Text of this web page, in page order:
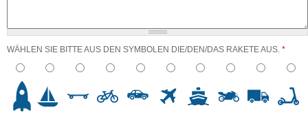
WÄHLEN SIE BITTE AUS DEN SYMBOLEN DIE/DEN/DAS RAKETE AUS. *